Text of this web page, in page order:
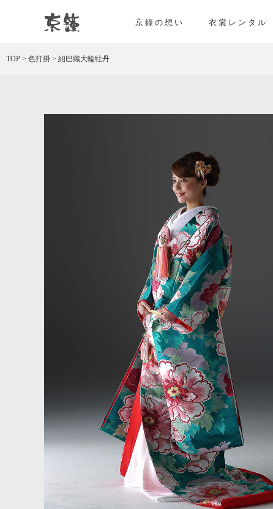
京都・東京で和装、和婚プロデュースなら「京鐘」
京鐘の想い 衣裳レンタル
TOP > 色打掛 > 紹巴織大輪牡丹